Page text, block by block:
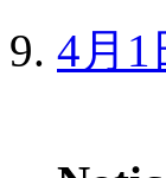
4月1